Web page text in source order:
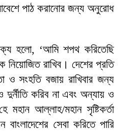
পাঠ করানোর জন্য অনুরোধ
হলো, ‘আমি শপথ করিতেছি
নিয়োজিত রাখিব। দেশের প্রতি
সংহতি বজায় রাখিবার জন্য
দুর্নীতি করিব না এবং অন্যায় ও
মহান আল্লাহ/মহান সৃষ্টিকর্তা
সেবা করিতে পারি